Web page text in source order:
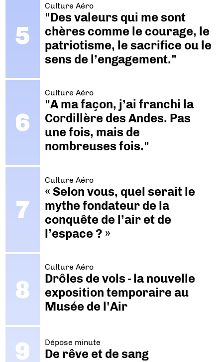
Culture Aéro
"Des valeurs qui me sont
chères comme le courage, le
patriotisme, le sacrifice ou le
sens de l’engagement."
Culture Aéro
"A ma façon, j’ai franchi la
Cordillère des Andes. Pas
une fois, mais de
nombreuses fois."
Culture Aéro
« Selon vous, quel serait le
mythe fondateur de la
conquête de l’air et de
l’espace ? »
Culture Aéro
Drôles de vols - la nouvelle
exposition temporaire au
Musée de l'Air
Dépose minute
De rêve et de sang